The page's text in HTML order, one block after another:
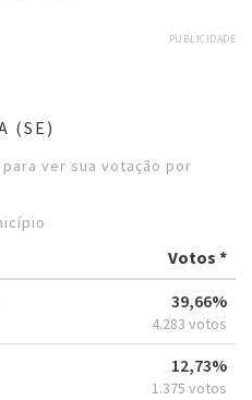
PUBLICIDADE
(SE)
ver sua votação por
Votos *
39,66%
4.283 votos
12,73%
1.375 votos